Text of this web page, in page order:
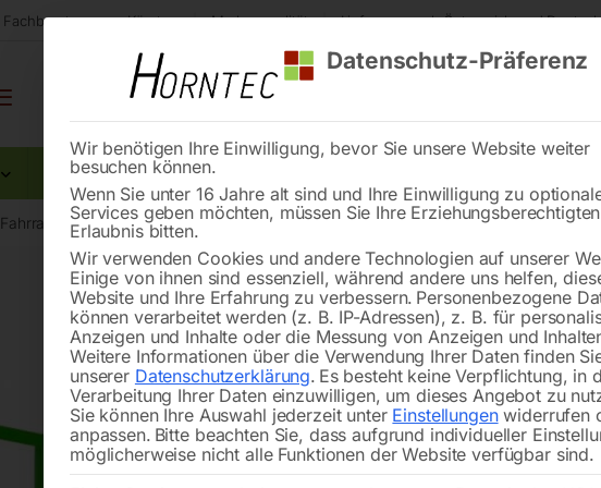
Fachberatung aus Kärnten Markenqualität Lieferung nach Österreich und
Metall Reinigung
Fahrrad Parker B2Minck Charge Fatbike
🔍
Fahrrad
Komfort für Fahrrad und Radfahrer!
Datenschutz-Präferenz
Wir benötigen Ihre Einwilligung, bevor Sie unsere Website weiter
besuchen können.
Wenn Sie unter 16 Jahre alt sind und Ihre Einwilligung zu
Services geben möchten, müssen Sie Ihre
Erlaubnis bitten.
Wir verwenden Cookies und andere Technologien auf unserer
Einige von ihnen sind essenziell, während andere uns helfen,
Website und Ihre Erfahrung zu verbessern. Personenbezogene
können verarbeitet werden (z. B. IP-Adressen), z. B. für
Anzeigen und Inhalte oder die Messung von Anzeigen und
Weitere Informationen über die Verwendung Ihrer Daten finden
unserer Datenschutzerklärung. Es besteht keine Verpflichtung, in
Verarbeitung Ihrer Daten einzuwilligen, um dieses Angebot zu
Sie können Ihre Auswahl jederzeit unter Einstellungenwiderrufen
anpassen. Bitte beachten Sie, dass aufgrund individueller
möglicherweise nicht alle Funktionen der Website verfügbar sind.